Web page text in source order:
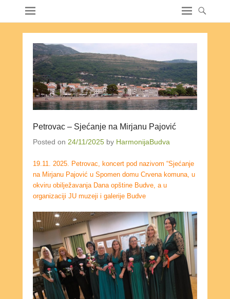
Petrovac – Sjećanje na Mirjanu Pajović
Posted on 24/11/2025 by HarmonijaBudva
19.11. 2025. Petrovac, koncert pod nazivom “Sjećanje
na Mirjanu Pajović u Spomen domu Crvena komuna, u
okviru obilježavanja Dana opštine Budve, a u
organizaciji JU muzeji i galerije Budve